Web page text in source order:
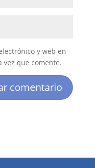
y web en
vez que comente.